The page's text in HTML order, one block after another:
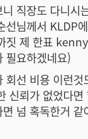
니 직장도 다니
선님께서 KLDP
짓 제 한표
필요하겠네요)
회선 비용 이런
신뢰가 없었다
면 넘 혹독한거